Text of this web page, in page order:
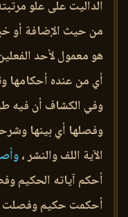
الداليت على علو
من حيث الإضافة أو
هو معمول لأحد
أي من عنده أحكامها
وفي الكشاف أن فيه
وفصلها أي بينها
الآية اللف والنشر ،
أحكم آياته الحكيم
أحكمت حكيم وفصلت